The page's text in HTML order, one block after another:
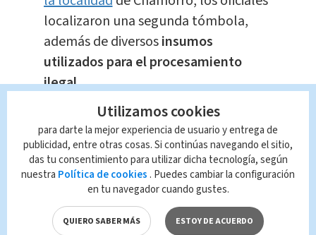
localizaron una segunda tómbola,
además de diversosinsumos
utilizados para el procesamiento
ilegal.
Todo el equipo y materiales
decomisados fueron trasladados al
campamento policial ubicado en finca
Vivoyet,donde permanecerán bajo
custodia mientras avanza la
investigación.
Utilizamos cookies
para darte la mejor experiencia de usuario y entrega de
publicidad, entre otras cosas. Si continúas navegando el sitio,
das tu consentimiento para utilizar dicha tecnología, según
nuestra Política de cookies . Puedes cambiar la configuración
en tu navegador cuando gustes.
QUIERO SABER MÁS ESTOY DE ACUERDO